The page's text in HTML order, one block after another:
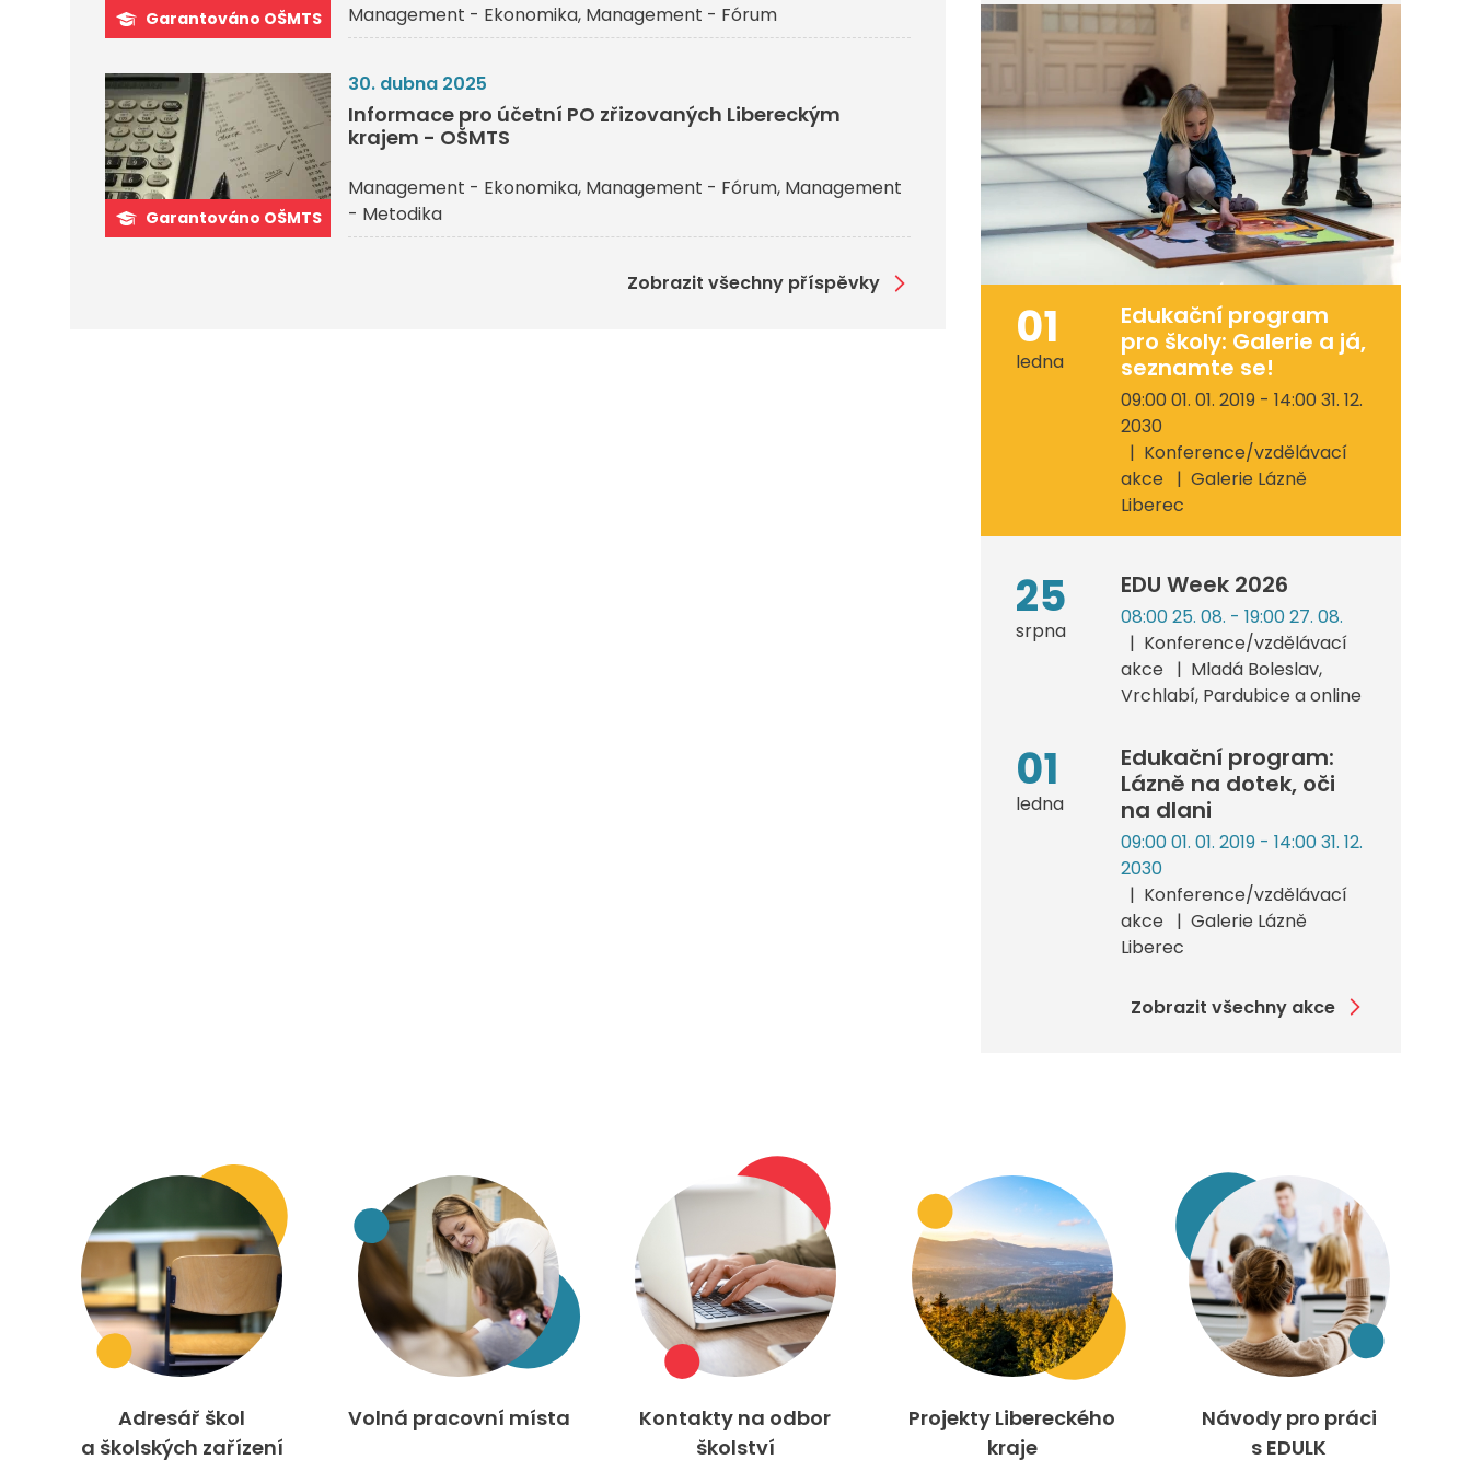
Garantováno OŠMTS Management - Ekonomika Management - Fórum
Garantováno OŠMTS
30. dubna 2025
Informace pro účetní PO zřizovaných Libereckým
krajem - OŠMTS
Management - Ekonomika Management - Fórum Management
- Metodika
Zobrazit všechny příspěvky
01
ledna
Edukační program
pro školy: Galerie a já,
seznamte se!
09:00 01. 01. 2019 - 14:00 31. 12.
2030
Konference/vzdělávací
akce
Galerie Lázně
Liberec
25
srpna
EDU Week 2026
08:00 25. 08. - 19:00 27. 08.
Konference/vzdělávací
akce
Mladá Boleslav,
Vrchlabí, Pardubice a online
01
ledna
Edukační program:
Lázně na dotek, oči
na dlani
09:00 01. 01. 2019 - 14:00 31. 12.
2030
Konference/vzdělávací
akce
Galerie Lázně
Liberec
Zobrazit všechny akce
Adresář škol
a školských zařízení
Volná pracovní místa
Kontakty na odbor
školství
Projekty Libereckého
kraje
Návody pro práci
s EDULK